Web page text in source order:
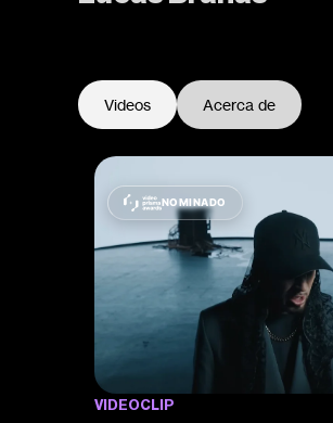
Videos Acerca de
NOMINADO
VIDEOCLIP